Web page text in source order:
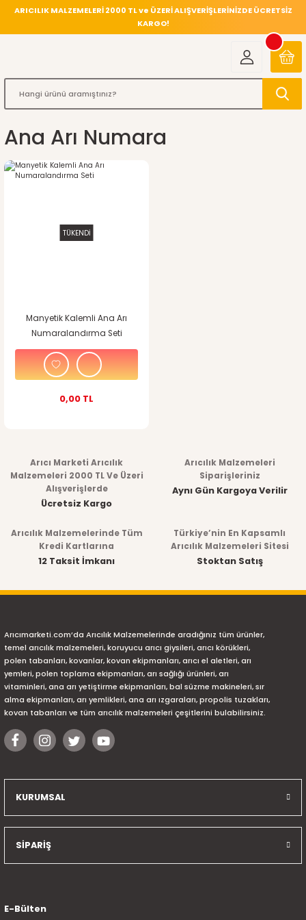
ARICILIK MALZEMELERİ 2000 TL ve ÜZERİ ALIŞVERİŞLERİNİZDE ÜCRETSİZ
KARGO!
Ana Arı Numara
TÜKENDİ
Manyetik Kalemli Ana Arı
Numaralandırma Seti
0,00 TL
Arıcı Marketi Arıcılık
Malzemeleri 2000 TL Ve Üzeri
Alışverişlerde
Ücretsiz Kargo
Arıcılık Malzemeleri
Siparişleriniz
Aynı Gün Kargoya Verilir
Arıcılık Malzemelerinde Tüm
Kredi Kartlarına
12 Taksit İmkanı
Türkiye’nin En Kapsamlı
Arıcılık Malzemeleri Sitesi
Stoktan Satış
Arıcımarketi.com’da Arıcılık Malzemelerinde aradığınız tüm ürünler,
temel arıcılık malzemeleri, koruyucu arıcı giysileri, arıcı körükleri,
polen tabanları, kovanlar, kovan ekipmanları, arıcı el aletleri, arı
yemleri, polen toplama ekipmanları, arı sağlığı ürünleri, arı
vitaminleri, ana arı yetiştirme ekipmanları, bal süzme makineleri, sır
alma ekipmanları, arı yemlikleri, ana arı ızgaraları, propolis tuzakları,
kovan tabanları ve tüm arıcılık malzemeleri çeşitlerini bulabilirsiniz.
KURUMSAL
SİPARİŞ
E-Bülten